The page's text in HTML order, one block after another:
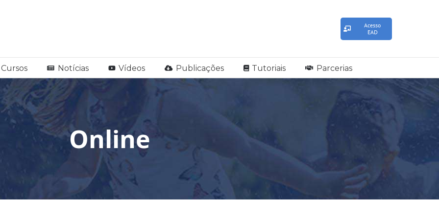
Acesso
EAD
Cursos Notícias Vídeos Publicações Tutoriais Parcerias
Online